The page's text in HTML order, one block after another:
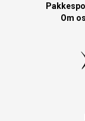
Om